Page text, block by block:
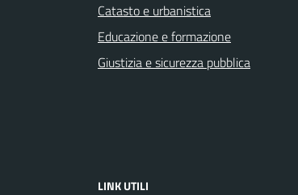
Catasto e urbanistica
Educazione e formazione
Giustizia e sicurezza pubblica
LINK UTILI